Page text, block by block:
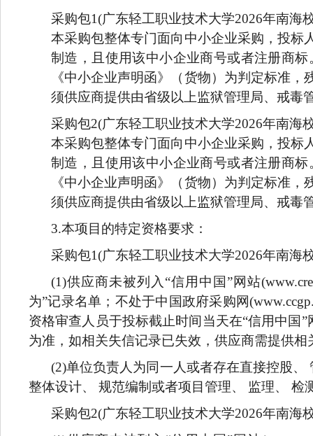
采购包1(广东轻工职业技术大学2026年南海
本采购包整体专门面向中小企业采购，投标
制造，且使用该中小企业商号或者注册商
《中小企业声明函》（货物）为判定标准
须供应商提供由省级以上监狱管理局、戒毒
采购包2(广东轻工职业技术大学2026年南海
本采购包整体专门面向中小企业采购，投标
制造，且使用该中小企业商号或者注册商
《中小企业声明函》（货物）为判定标准
须供应商提供由省级以上监狱管理局、戒毒
3.本项目的特定资格要求：
采购包1(广东轻工职业技术大学2026年南海
(1)供应商未被列入“信用中国”网站
为”记录名单；不处于中国政府采购网
资格审查人员于投标截止时间当天在“信用中国”
为准，如相关失信记录已失效，供应商需提供相
(2)单位负责人为同一人或者存在直接控股
整体设计、 规范编制或者项目管理、 监理、
采购包2(广东轻工职业技术大学2026年南海